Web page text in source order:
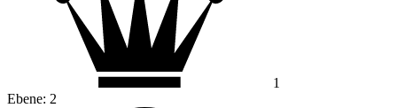
1
Ebene: 2